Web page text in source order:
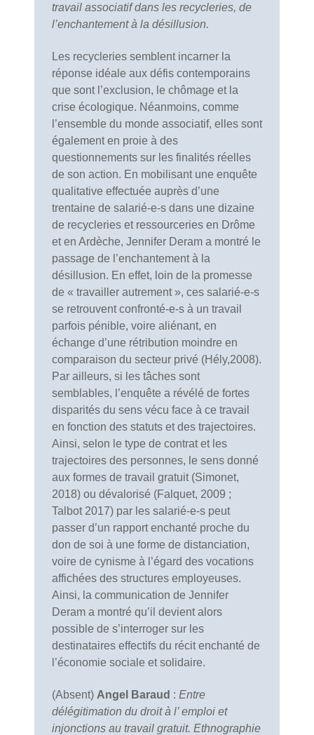
travail associatif dans les recycleries, de
l’enchantement à la désillusion.
Les recycleries semblent incarner la
réponse idéale aux défis contemporains
que sont l’exclusion, le chômage et la
crise écologique. Néanmoins, comme
l’ensemble du monde associatif, elles sont
également en proie à des
questionnements sur les finalités réelles
de son action. En mobilisant une enquête
qualitative effectuée auprès d’une
trentaine de salarié-e-s dans une dizaine
de recycleries et ressourceries en Drôme
et en Ardèche, Jennifer Deram a montré le
passage de l’enchantement à la
désillusion. En effet, loin de la promesse
de « travailler autrement », ces salarié-e-s
se retrouvent confronté-e-s à un travail
parfois pénible, voire aliénant, en
échange d’une rétribution moindre en
comparaison du secteur privé (Hély,2008).
Par ailleurs, si les tâches sont
semblables, l’enquête a révélé de fortes
disparités du sens vécu face à ce travail
en fonction des statuts et des trajectoires.
Ainsi, selon le type de contrat et les
trajectoires des personnes, le sens donné
aux formes de travail gratuit (Simonet,
2018) ou dévalorisé (Falquet, 2009 ;
Talbot 2017) par les salarié-e-s peut
passer d’un rapport enchanté proche du
don de soi à une forme de distanciation,
voire de cynisme à l’égard des vocations
affichées des structures employeuses.
Ainsi, la communication de Jennifer
Deram a montré qu’il devient alors
possible de s’interroger sur les
destinataires effectifs du récit enchanté de
l’économie sociale et solidaire.
(Absent) Angel Baraud : Entre
délégitimation du droit à l’ emploi et
injonctions au travail gratuit. Ethnographie